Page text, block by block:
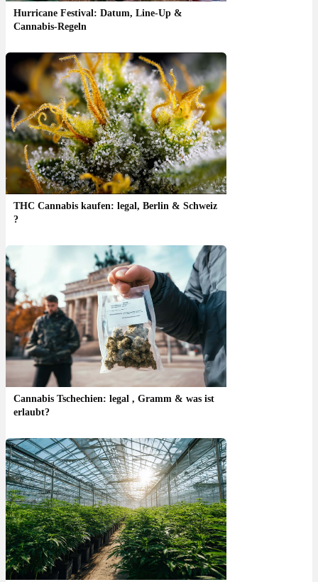
Hurricane Festival: Datum, Line-Up &
Cannabis-Regeln
THC Cannabis kaufen: legal, Berlin & Schweiz
?
Cannabis Tschechien: legal , Gramm & was ist
erlaubt?